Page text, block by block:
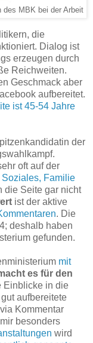
des MBK bei der Arbeit
die
Dialog ist
erzeugen durch
Reichweiten.
Geschmack aber
aufbereitet.
ist 45-54 Jahre
der
oft auf der
Familie
die Seite gar nicht
ist der aktive
. Die
deshalb haben
gefunden.
mit
es für den
Einblicke in die
aufbereitete
Kommentar
besonders
wird